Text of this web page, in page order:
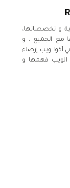
و تخصصاتها،
مع الجميع ، و
أكوا ويب إرضاء
الويب فهمها و